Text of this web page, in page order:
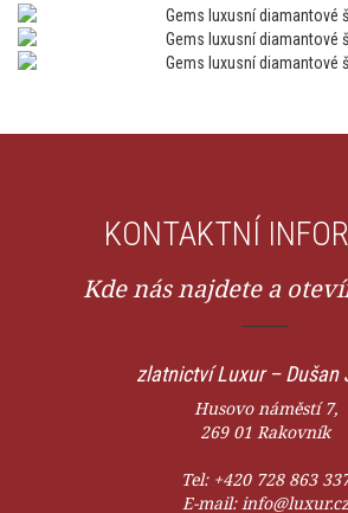
KONTAKTNÍ
Kde nás najdete a
zlatnictví Luxur – Dušan
Husovo náměstí 7,
269 01 Rakovník
Tel:+420 728 863
E-mail:info@luxur.cz